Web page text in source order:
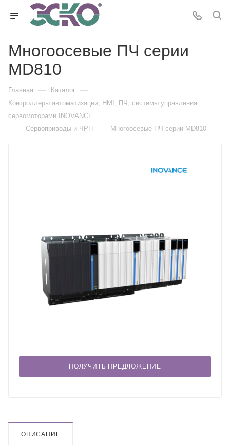
Многоосевые ПЧ серии
MD810
Главная — Каталог —
Контроллеры автоматизации, HMI, ПЧ, системы управления
сервомоторами INOVANCE
— Сервоприводы и ЧРП — Многоосевые ПЧ серии MD810
ПОЛУЧИТЬ ПРЕДЛОЖЕНИЕ
ОПИСАНИЕ